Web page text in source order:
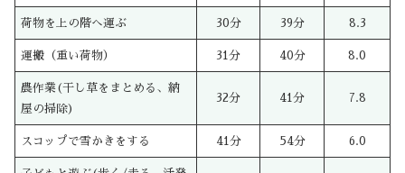
荷物を上の階へ運ぶ 30分 39分 8.3
運搬（重い荷物） 31分 40分 8.0
農作業(干し草をまとめる、納
屋の掃除)
32分 41分 7.8
スコップで雪かきをする 41分 54分 6.0